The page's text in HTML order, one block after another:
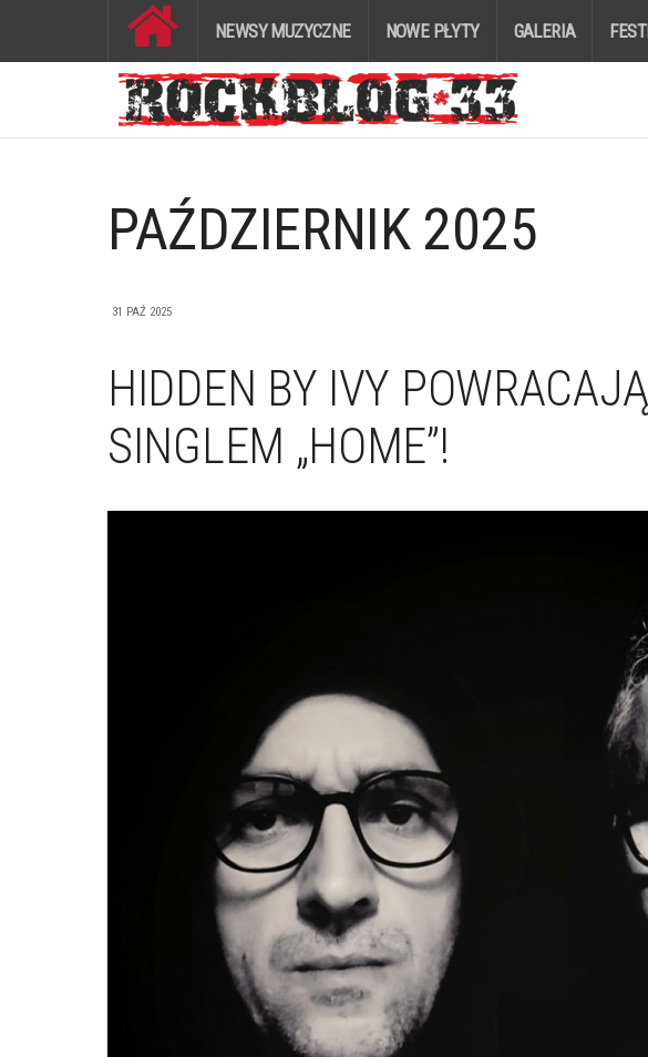
NEWSY MUZYCZNE NOWE PŁYTY GALERIA
PAŹDZIERNIK 2025
31 PAŹ 2025
HIDDEN BY IVY
SINGLEM „HOME”!